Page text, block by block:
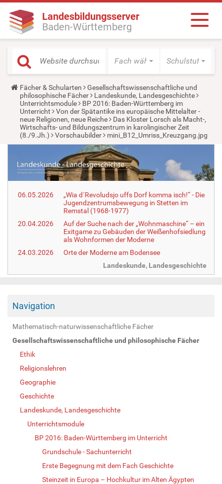
Landesbildungsserver
Baden-Württemberg
Fach wählen Schulstufe
Y
o
u
a
r
e
h
e
:
Fächer & Schularten
Gesellschaftswissenschaftliche und
philosophische Fächer
Landeskunde, Landesgeschichte
Unterrichtsmodule
BP 2016: Baden-Württemberg im
Unterricht
Von der Spätantike ins europäische Mittelalter -
neue Religionen, neue Reiche
Das Kloster Lorsch als Macht-,
Wirtschafts- und Bildungszentrum in karolingischer Zeit
(8./9.Jh.)
Vorschaubilder mini_B12_Umriss_Kreuzgang.jpg
06.05.2026
„Wia d´Revoludsjo uffs Dorf komma isch!“ - Die
Jugendzentrumsbewegung in Stetten im
Remstal (1968-1977)
20.04.2026
Auf der Suche nach der „Wohnmaschine“ – ein
Exitgame zu Gebäuden der Weißenhofsiedlung
als Wohnformen der Moderne
24.03.2026
Orte der Moderne am Bodensee
Landeskunde, Landesgeschichte
Navigation
Mathematisch-naturwissenschaftliche Fächer
Gesellschaftswissenschaftliche und philosophische Fächer
Ethik
Religionslehren
Geographie
Geschichte
Landeskunde, Landesgeschichte
Unterrichtsmodule
BP 2016: Baden-Württemberg im Unterricht
Grundschule - Sachunterricht
Erste Begegnung mit dem Fach Geschichte
Steinzeit in Europa – Hochkultur im Alten Ägypten